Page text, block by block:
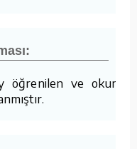
öğrenilen ve okunan